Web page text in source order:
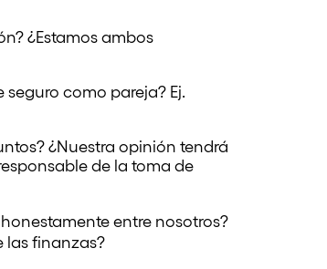
¿Estamos ambos
como pareja? Ej.
¿Nuestra opinión tendrá
de la toma de
entre nosotros?
las finanzas?